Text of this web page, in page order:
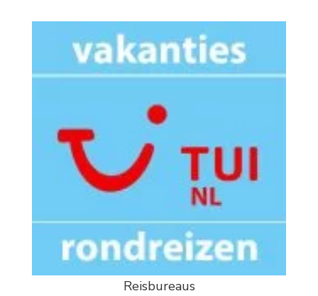
Reisbureaus